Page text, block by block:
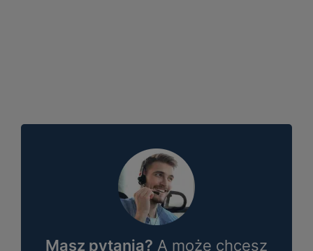
Masz pytania? A może chcesz